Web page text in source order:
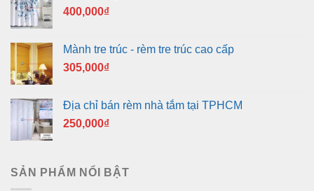
400,000₫
Mành tre trúc - rèm tre trúc cao cấp
305,000₫
Địa chỉ bán rèm nhà tắm tại TPHCM
250,000₫
SẢN PHẨM NỔI BẬT